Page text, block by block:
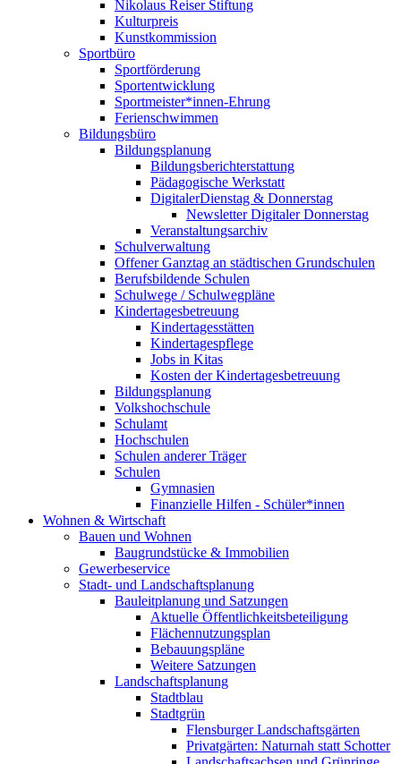
Nikolaus Reiser Stiftung
Kulturpreis
Kunstkommission
Sportbüro
Sportförderung
Sportentwicklung
Sportmeister*innen-Ehrung
Ferienschwimmen
Bildungsbüro
Bildungsplanung
Bildungsberichterstattung
Pädagogische Werkstatt
DigitalerDienstag & Donnerstag
Newsletter Digitaler Donnerstag
Veranstaltungsarchiv
Schulverwaltung
Offener Ganztag an städtischen Grundschulen
Berufsbildende Schulen
Schulwege / Schulwegpläne
Kindertagesbetreuung
Kindertagesstätten
Kindertagespflege
Jobs in Kitas
Kosten der Kindertagesbetreuung
Bildungsplanung
Volkshochschule
Schulamt
Hochschulen
Schulen anderer Träger
Schulen
Gymnasien
Finanzielle Hilfen - Schüler*innen
Wohnen & Wirtschaft
Bauen und Wohnen
Baugrundstücke & Immobilien
Gewerbeservice
Stadt- und Landschaftsplanung
Bauleitplanung und Satzungen
Aktuelle Öffentlichkeitsbeteiligung
Flächennutzungsplan
Bebauungspläne
Weitere Satzungen
Landschaftsplanung
Stadtblau
Stadtgrün
Flensburger Landschaftsgärten
Privatgärten: Naturnah statt Schotter